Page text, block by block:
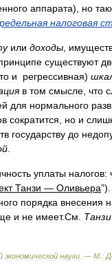
аппарата), но
налоговая
или доходы
существуют
то и регрессивная)
в том смысле что
для нормального
сократится но и
государству до
уплаты налогов:
Танзи — Оливьера”).
порядка внесения
и не имеет.См Танзи
экономической науки . — М :